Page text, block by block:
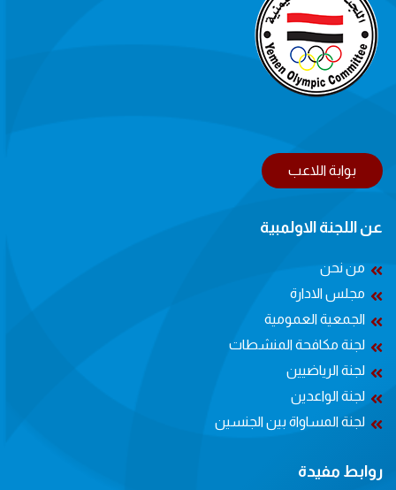
بوابة اللاعب
عن اللجنة الاولمبية
من نحن
مجلس الادارة
الجمعية العمومية
لجنة مكافحة المنشطات
لجنة الرياضيين
لجنة الواعدين
لجنة المساواة بين الجنسين
روابط مفيدة